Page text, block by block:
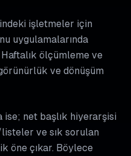
işletmeler için
uygulamalarında
ölçümleme ve
ve dönüşüm
ise; net başlık hiyerarşisi
ve sık sorulan
öne çıkar. Böylece